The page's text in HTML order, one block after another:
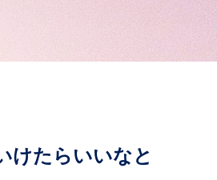
けたらいいなと